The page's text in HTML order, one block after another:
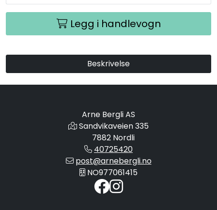
Legg i handlevogn
Beskrivelse
Arne Bergli AS
Sandvikaveien 335
7882 Nordli
40725420
post@arnebergli.no
NO977061415